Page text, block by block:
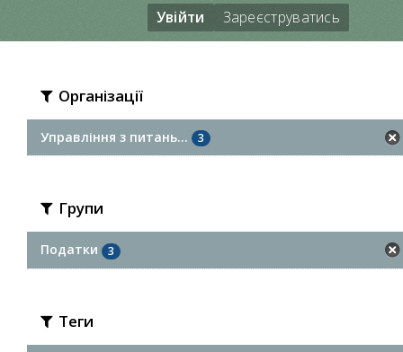
Увійти Зареєструватись
Організації
Управління з питань... 3
Групи
Податки 3
Теги